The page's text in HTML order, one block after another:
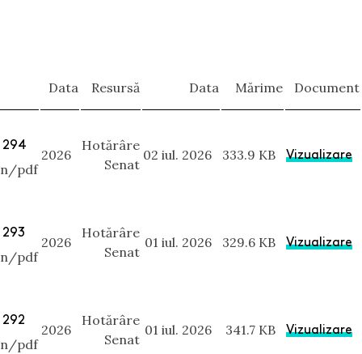
Data Resursă Data Mărime Document
pdf
2026
Hotărâre
Senat
02 iul. 2026 333.9 KB Vizualizare
pdf
2026
Hotărâre
Senat
01 iul. 2026 329.6 KB Vizualizare
pdf
2026
Hotărâre
Senat
01 iul. 2026 341.7 KB Vizualizare